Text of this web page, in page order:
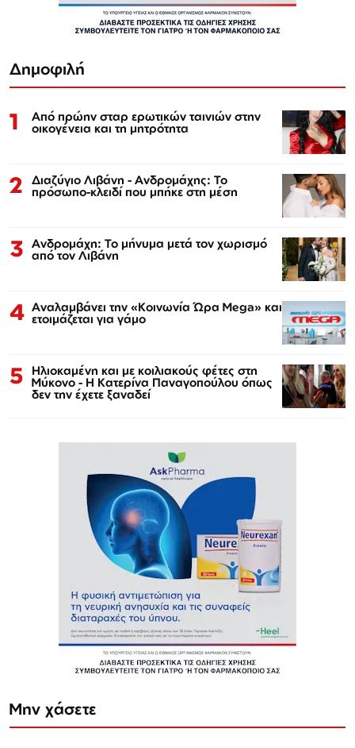
Δημοφιλή
1 Από πρώην σταρ ερωτικών ταινιών στην
οικογένεια και τη μητρότητα
2 Διαζύγιο Λιβάνη - Ανδρομάχης: Το
πρόσωπο-κλειδί που μπήκε στη μέση
3 Ανδρομάχη: Το μήνυμα μετά τον χωρισμό
από τον Λιβάνη
4 Αναλαμβάνει την «Κοινωνία Ώρα Mega» και
ετοιμάζεται για γάμο
5 Ηλιοκαμένη και με κοιλιακούς φέτες στη
Μύκονο - Η Κατερίνα Παναγοπούλου όπως
δεν την έχετε ξαναδεί
Μην χάσετε